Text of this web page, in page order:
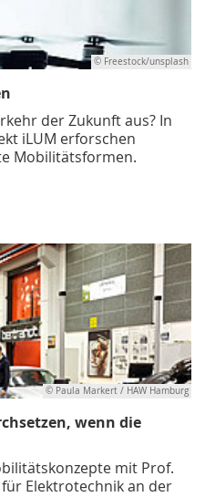
© Freestock/unsplash
der Zukunft aus? In
iLUM erforschen
Mobilitätsformen.
© Paula Markert / HAW Hamburg
wenn die
mit Prof.
Elektrotechnik an der